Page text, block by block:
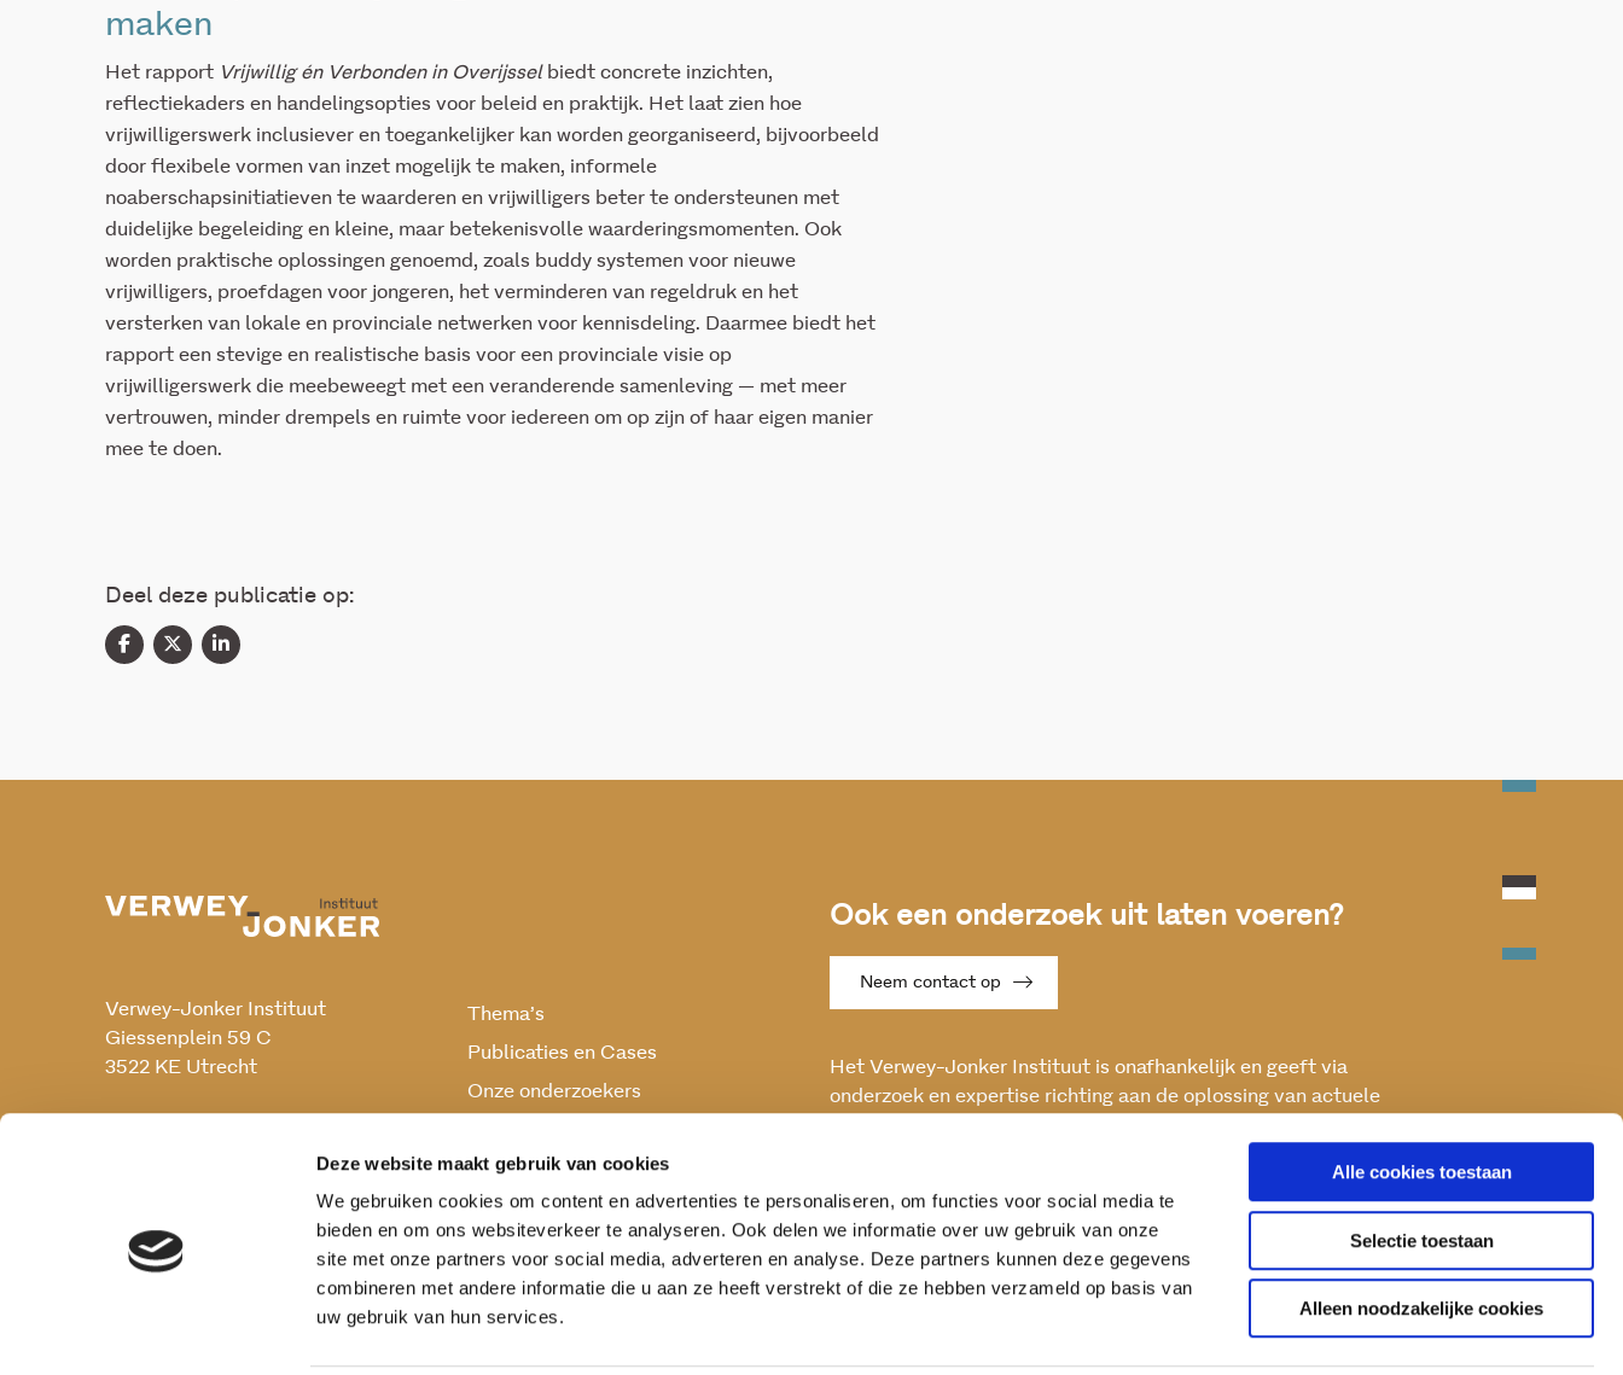
Deze website maakt gebruik van cookies
We gebruiken cookies om content en advertenties te personaliseren, om functies voor social media te
bieden en om ons websiteverkeer te analyseren. Ook delen we informatie over uw gebruik van onze
site met onze partners voor social media, adverteren en analyse. Deze partners kunnen deze gegevens
combineren met andere informatie die u aan ze heeft verstrekt of die ze hebben verzameld op basis van
uw gebruik van hun services.
Alle cookies toestaan
Selectie toestaan
Alleen noodzakelijke cookies
maken
Het rapport Vrijwillig én Verbonden in Overijsselbiedt concrete inzichten,
reflectiekaders en handelingsopties voor beleid en praktijk. Het laat zien hoe
vrijwilligerswerk inclusiever en toegankelijker kan worden georganiseerd, bijvoorbeeld
door flexibele vormen van inzet mogelijk te maken, informele
noaberschapsinitiatieven te waarderen en vrijwilligers beter te ondersteunen met
duidelijke begeleiding en kleine, maar betekenisvolle waarderingsmomenten. Ook
worden praktische oplossingen genoemd, zoals buddy systemen voor nieuwe
vrijwilligers, proefdagen voor jongeren, het verminderen van regeldruk en het
versterken van lokale en provinciale netwerken voor kennisdeling. Daarmee biedt het
rapport een stevige en realistische basis voor een provinciale visie op
vrijwilligerswerk die meebeweegt met een veranderende samenleving — met meer
vertrouwen, minder drempels en ruimte voor iedereen om op zijn of haar eigen manier
mee te doen.
Deel deze publicatie op:
Verwey-Jonker Instituut
Giessenplein 59 C
3522 KE Utrecht
Thema’s
Publicaties en Cases
Onze onderzoekers
Ook een onderzoek uit laten voeren?
Neem contact op
Het Verwey-Jonker Instituut is onafhankelijk en geeft via
onderzoek en expertise richting aan de oplossing van actuele